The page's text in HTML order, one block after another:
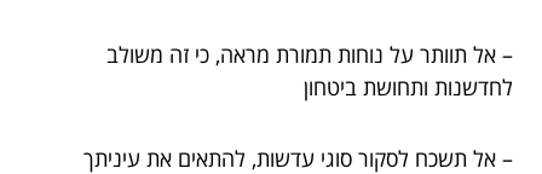
– אל תוותר על נוחות תמורת מראה, כי זה משולב
לחדשנות ותחושת ביטחון
– אל תשכח לסקור סוגי עדשות, להתאים את עיניתך